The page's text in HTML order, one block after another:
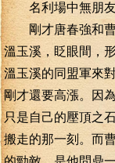
名利場中無朋友
剛才唐春強和曹
溫玉溪，眨眼間，
溫玉溪的同盟軍來
剛才還要高漲。因
只是自己的壓頂之
搬走的那一刻。而